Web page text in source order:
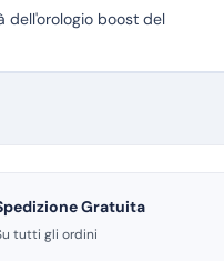
dell'orologio boost del
Gratuita
tutti gli ordini